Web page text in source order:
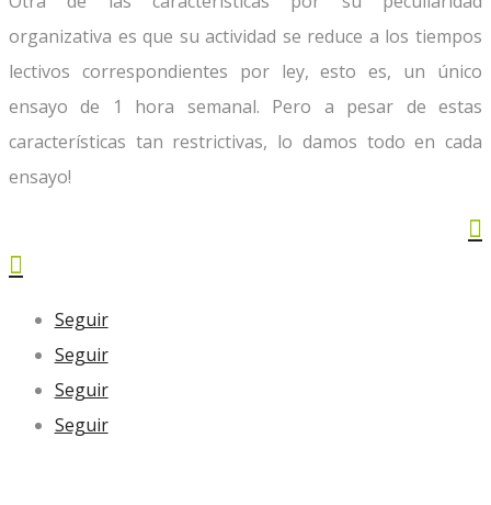
organizativa es que su actividad se reduce a los tiempos
lectivos correspondientes por ley, esto es, un único
ensayo de 1 hora semanal. Pero a pesar de estas
características tan restrictivas, lo damos todo en cada
ensayo!


Seguir
Seguir
Seguir
Seguir